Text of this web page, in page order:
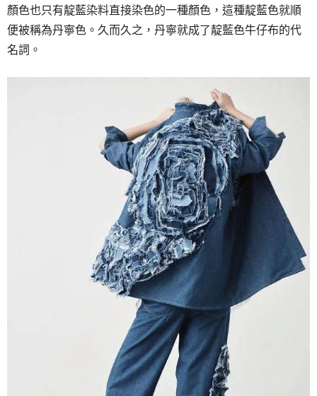
顏色也只有靛藍染料直接染色的一種顏色，這種靛藍色就順
便被稱為丹寧色。久而久之，丹寧就成了靛藍色牛仔布的代
名詞。